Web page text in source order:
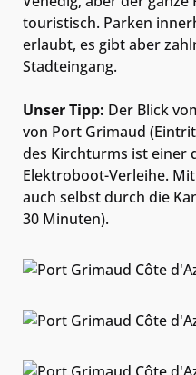
touristisch. Parken
erlaubt, es gibt aber
Stadteingang.
Unser Tipp: Der Blick
von Port Grimaud
des Kirchturms ist einer
Elektroboot-Verleihe.
auch selbst durch die
30 Minuten).